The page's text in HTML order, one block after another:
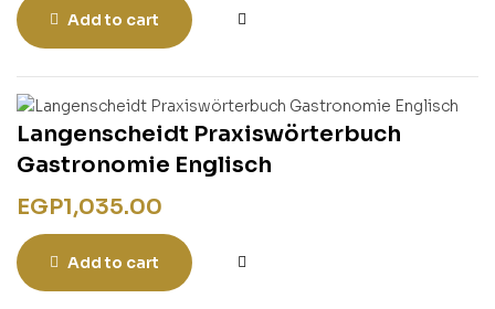
Add to cart
Langenscheidt Praxiswörterbuch
Gastronomie Englisch
EGP1,035.00
Add to cart